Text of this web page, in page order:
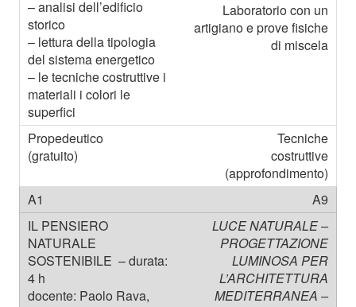
Laboratorio con un
artigiano e prove fisiche
di miscela
Tecniche
costruttive
(approfondimento)
A9
LUCE NATURALE –
PROGETTAZIONE
LUMINOSA PER
L’ARCHITETTURA
MEDITERRANEA –